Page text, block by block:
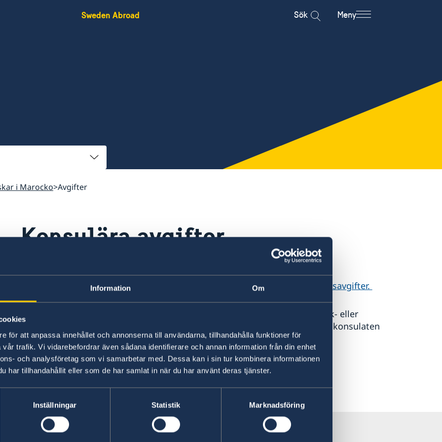
Information Om
för att anpassa innehållet och annonserna till användarna, tillhandahålla funktioner för
trafik. Vi vidarebefordrar även sådana identifierare och annan information från din enhet
och analysföretag som vi samarbetar med. Dessa kan i sin tur kombinera informationen
har tillhandahållit eller som de har samlat in när du har använt deras tjänster.
Inställningar Statistik Marknadsföring
Sweden Abroad Sök Meny
i Marocko Avgifter
Konsulära avgifter
För uppgifter om
konsulära avgifter, ansökningsavgifter för uppehållstillstånd samt viseringsavgifter.
Betalning sker i samband med ansökan. Kortbetalning föredras, men bank- eller
kontantbetalning godtas. Avgifterna för de tjänster som ambassaden och konsulaten
erbjuder betalas i Marockansk dirham (MAD).